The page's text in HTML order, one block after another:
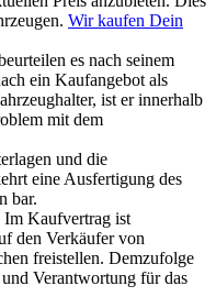
Wir kaufen Dein
es nach seinem
ein Kaufangebot als
ist er innerhalb
mit dem
und die
eine Ausfertigung des
bar.
Im Kaufvertrag ist
den Verkäufer von
freistellen. Demzufolge
Verantwortung für das